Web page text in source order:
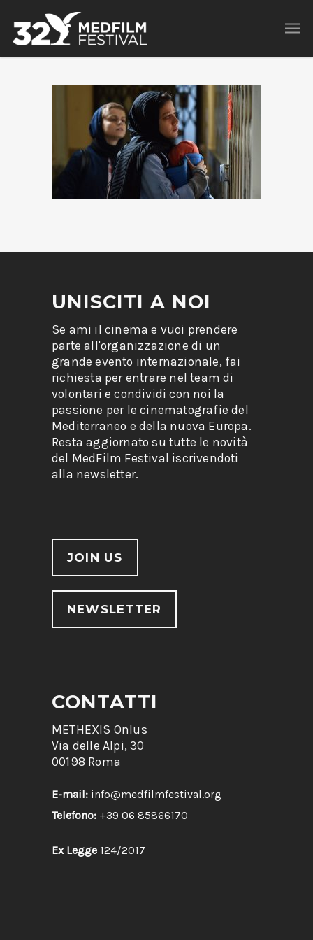
UNISCITI A NOI
Se ami il cinema e vuoi prendere
parte all'organizzazione di un
grande evento internazionale, fai
richiesta per entrare nel team di
volontari e condividi con noi la
passione per le cinematografie del
Mediterraneo e della nuova Europa.
Resta aggiornato su tutte le novità
del MedFilm Festival iscrivendoti
alla newsletter.
JOIN US
NEWSLETTER
CONTATTI
METHEXIS Onlus
Via delle Alpi, 30
00198 Roma
E-mail: info@medfilmfestival.org
Telefono: +39 06 85866170
Ex Legge 124/2017